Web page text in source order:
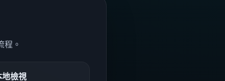
程。
地檢視